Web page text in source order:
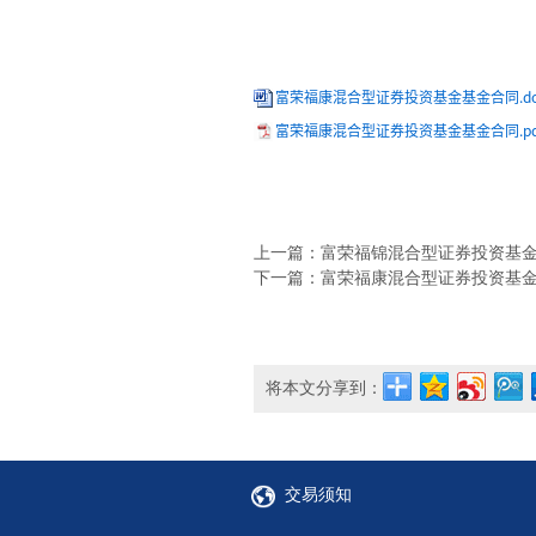
富荣福康混合型证券投资基金基金合同
富荣福康混合型证券投资基金基金合同
上一篇：富荣福锦混合型证券投资基
下一篇：富荣福康混合型证券投资基
将本文分享到：
交易须知